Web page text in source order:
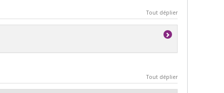
Tout déplier
Tout déplier